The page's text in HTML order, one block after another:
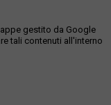
gestito da Google
tali contenuti all'interno